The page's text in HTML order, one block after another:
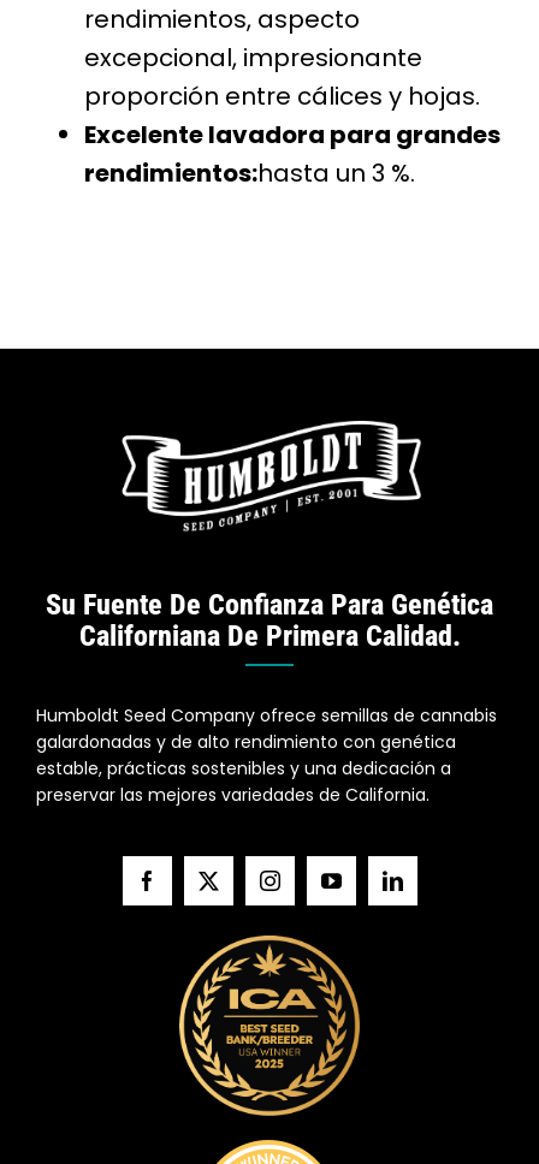
rendimientos, aspecto
excepcional, impresionante
proporción entre cálices y hojas.
Excelente lavadora para grandes
rendimientos:hasta un 3 %.
Su Fuente De Confianza Para Genética
Californiana De Primera Calidad.
Humboldt Seed Company ofrece semillas de cannabis
galardonadas y de alto rendimiento con genética
estable, prácticas sostenibles y una dedicación a
preservar las mejores variedades de California.